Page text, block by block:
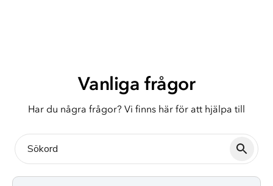
Vanliga frågor
Har du några frågor? Vi finns här för att hjälpa till